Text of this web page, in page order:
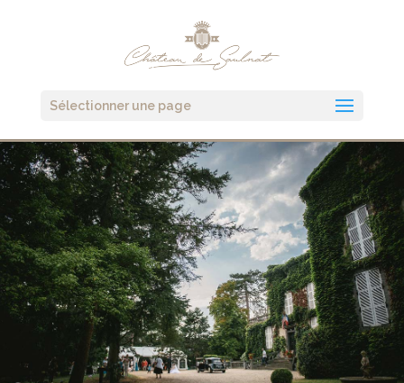
Sélectionner une page